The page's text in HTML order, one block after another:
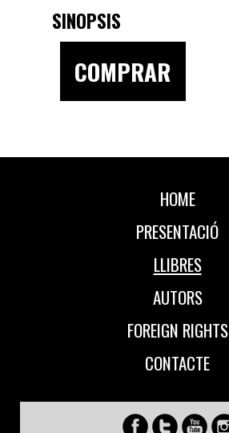
SINOPSIS
COMPRAR
HOME
PRESENTACIÓ
LLIBRES
AUTORS
FOREIGN RIGHTS
CONTACTE